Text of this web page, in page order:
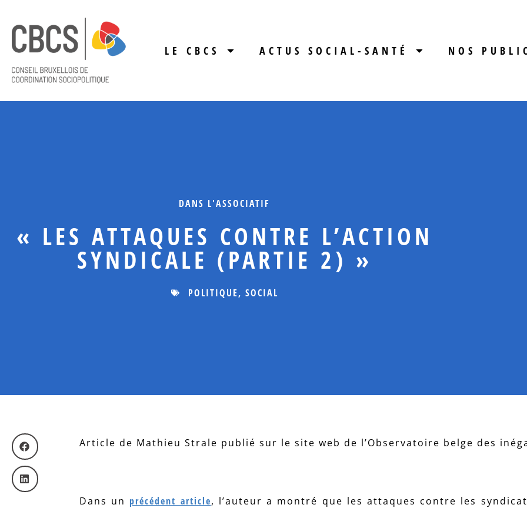
LE CBCS ACTUS SOCIAL-SANTÉ NOS
DANS L'ASSOCIATIF
« LES ATTAQUES CONTRE L’ACTION
SYNDICALE (PARTIE 2) »
POLITIQUE, SOCIAL
Article de Mathieu Strale publié sur le site web de l’Observatoire belge des
Dans un précédent article, l’auteur a montré que les attaques contre les